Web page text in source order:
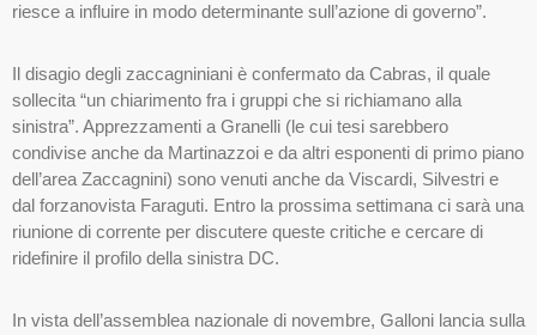
riesce a influire in modo determinante sull’azione di governo”.
Il disagio degli zaccagniniani è confermato da Cabras, il quale
sollecita “un chiarimento fra i gruppi che si richiamano alla
sinistra”. Apprezzamenti a Granelli (le cui tesi sarebbero
condivise anche da Martinazzoi e da altri esponenti di primo piano
dell’area Zaccagnini) sono venuti anche da Viscardi, Silvestri e
dal forzanovista Faraguti. Entro la prossima settimana ci sarà una
riunione di corrente per discutere queste critiche e cercare di
ridefinire il profilo della sinistra DC.
In vista dell’assemblea nazionale di novembre, Galloni lancia sulla